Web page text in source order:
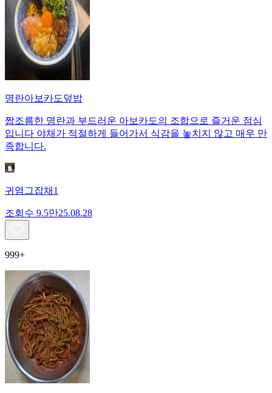
명란아보카도덮밥
짭조름한 명란과 부드러운 아보카도의 조합으로 즐거운 점심
입니다 야채가 적절하게 들어가서 식감을 놓치지 않고 매우 만
족합니다.
귀염그잡채1
조회수 9.5만25.08.28
999+